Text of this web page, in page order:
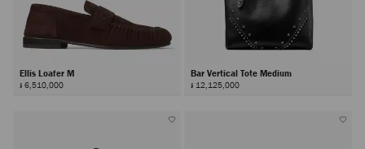
Ellis Loafer M
៛ 6,510,000
Bar Vertical Tote Medium
៛ 12,125,000